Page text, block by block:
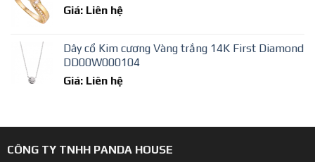
Giá: Liên hệ
Dây cổ Kim cương Vàng trắng 14K First Diamond
DD00W000104
Giá: Liên hệ
CÔNG TY TNHH PANDA HOUSE